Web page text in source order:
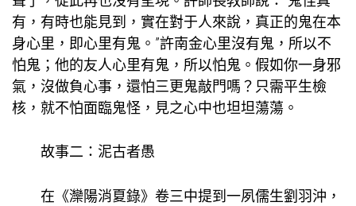
有，有時也能見到，實在對于人來說，真正的鬼在本
身心里，即心里有鬼。”許南金心里沒有鬼，所以不
怕鬼；他的友人心里有鬼，所以怕鬼。假如你一身邪
氣，沒做負心事，還怕三更鬼敲門嗎？只需平生檢
核，就不怕面臨鬼怪，見之心中也坦坦蕩蕩。
故事二：泥古者愚
在《灤陽消夏錄》卷三中提到一夙儒生劉羽沖，